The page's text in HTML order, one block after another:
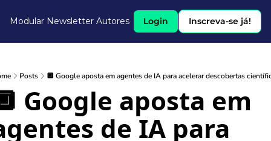
Modular Newsletter Autores Login Inscreva-se já!
Posts 🔲 Google aposta em agentes de IA para acelerar descobertas
Google aposta em
de IA para